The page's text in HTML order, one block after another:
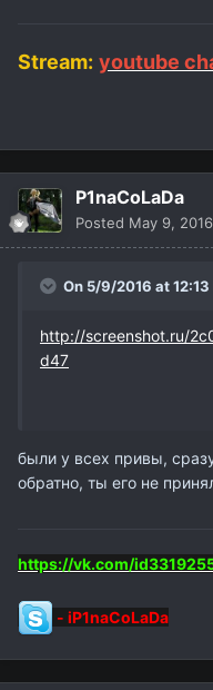
Stream: youtube
P1naCoLaDa
Posted May 9, 2016
On 5/9/2016 at 12:13
http://screenshot.ru/
d47
были у всех привы,
обратно, ты его не
https://vk.com/
- iP1naCoLaDa